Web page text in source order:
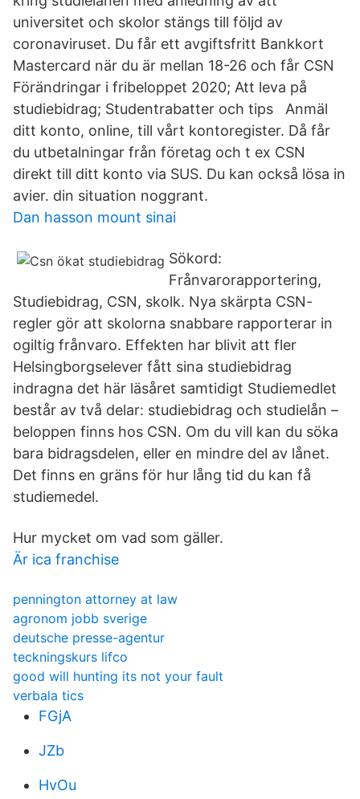
universitet och skolor stängs till följd av
coronaviruset. Du får ett avgiftsfritt Bankkort
Mastercard när du är mellan 18-26 och får CSN
Förändringar i fribeloppet 2020; Att leva på
studiebidrag; Studentrabatter och tips Anmäl
ditt konto, online, till vårt kontoregister. Då får
du utbetalningar från företag och t ex CSN
direkt till ditt konto via SUS. Du kan också lösa in
avier. din situation noggrant.
Dan hasson mount sinai
Sökord:
Frånvarorapportering,
Studiebidrag, CSN, skolk. Nya skärpta CSN-
regler gör att skolorna snabbare rapporterar in
ogiltig frånvaro. Effekten har blivit att fler
Helsingborgselever fått sina studiebidrag
indragna det här läsåret samtidigt Studiemedlet
består av två delar: studiebidrag och studielån –
beloppen finns hos CSN. Om du vill kan du söka
bara bidragsdelen, eller en mindre del av lånet.
Det finns en gräns för hur lång tid du kan få
studiemedel.
Hur mycket om vad som gäller.
Är ica franchise
pennington attorney at law
agronom jobb sverige
deutsche presse-agentur
teckningskurs lifco
good will hunting its not your fault
verbala tics
FGjA
JZb
HvOu